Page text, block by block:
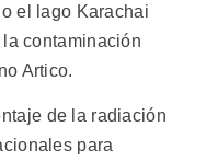
el lago Karachai
contaminación
Artico.
de la radiación
para